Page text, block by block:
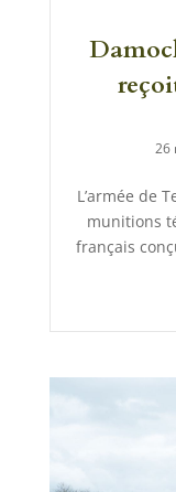
26
L’armée de
munitions
français